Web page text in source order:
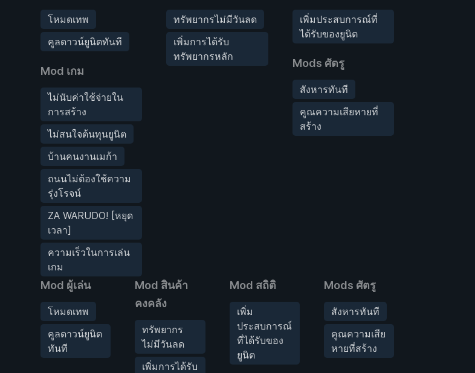
โหมดเทพ
คูลดาวน์ยูนิตทันที
Mod เกม
ไม่นับค่าใช้จ่ายใน
การสร้าง
ไม่สนใจต้นทุนยูนิต
บ้านคนงานเมก้า
ถนนไม่ต้องใช้ความ
รุ่งโรจน์
ZA WARUDO! [หยุด
เวลา]
ความเร็วในการเล่น
เกม
ทรัพยากรไม่มีวันลด
เพิ่มการได้รับ
ทรัพยากรหลัก
เพิ่มประสบการณ์ที่
ได้รับของยูนิต
Mods ศัตรู
สังหารทันที
คูณความเสียหายที่
สร้าง
Mod ผู้เล่น
โหมดเทพ
คูลดาวน์ยูนิต
ทันที
Mod สินค้า
คงคลัง
ทรัพยากร
ไม่มีวันลด
เพิ่มการได้รับ
Mod สถิติ
เพิ่ม
ประสบการณ์
ที่ได้รับของ
ยูนิต
Mods ศัตรู
สังหารทันที
คูณความเสีย
หายที่สร้าง